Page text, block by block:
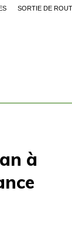
SORTIE DE
à